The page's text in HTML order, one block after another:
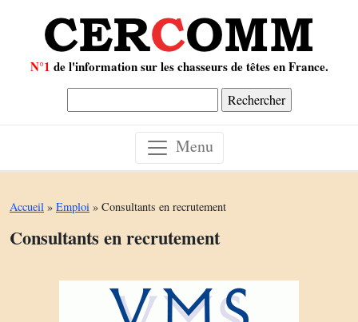
N°1 de l'information sur les chasseurs de têtes en France.
Menu
Accueil » Emploi » Consultants en recrutement
Consultants en recrutement